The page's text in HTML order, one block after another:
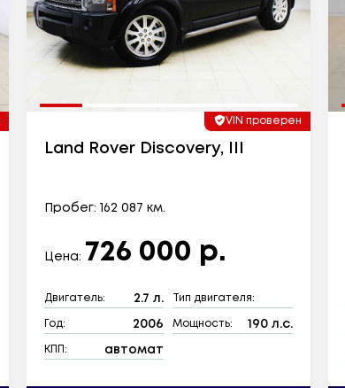
VIN проверен
Land Rover Discovery, III
Пробег: 162 087 км.
Цена: 726 000 р.
Двигатель: 2.7 л. Тип двигателя:
Год: 2006 Мощность: 190 л.с.
КПП: автомат